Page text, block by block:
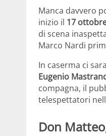
Manca davvero
inizio il 17
di scena
Marco Nardi
In caserma ci
Eugenio
compagna, il
telespettatori
Don